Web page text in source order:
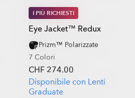
I PIÙ RICHIESTI
Eye Jacket™ Redux
Prizm™ Polarizzate
7 Colori
CHF 274.00
Disponibile con Lenti
Graduate